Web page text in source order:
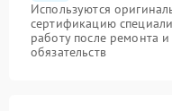
Используются
сертификацию
работу после ремонта
обязательств